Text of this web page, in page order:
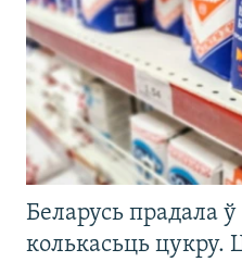
Беларусь прадала
колькасьць цукру.